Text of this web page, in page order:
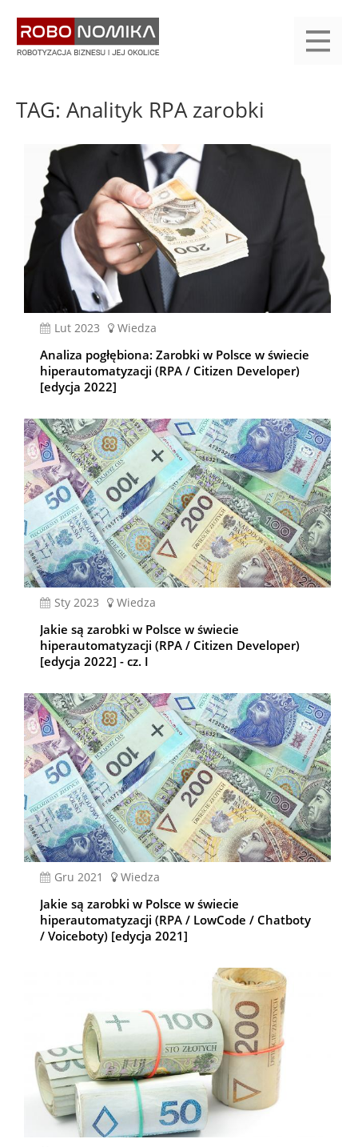
treści
yasne
main
menu
TAG: Analityk RPA zarobki
lut 2023 Wiedza
Analiza pogłębiona: Zarobki w Polsce w świecie
hiperautomatyzacji (RPA / Citizen Developer)
[edycja 2022]
sty 2023 Wiedza
Jakie są zarobki w Polsce w świecie
hiperautomatyzacji (RPA / Citizen Developer)
[edycja 2022] - cz. I
gru 2021 Wiedza
Jakie są zarobki w Polsce w świecie
hiperautomatyzacji (RPA / LowCode / Chatboty
/ Voiceboty) [edycja 2021]